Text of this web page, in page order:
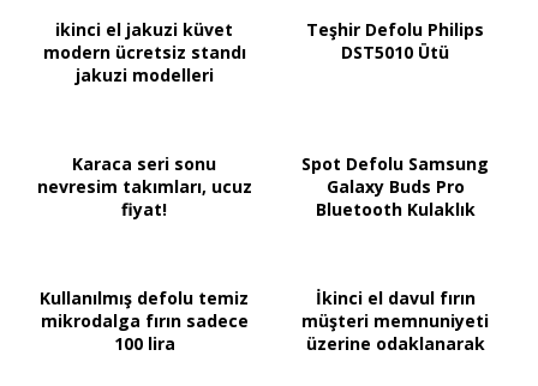
ikinci el jakuzi küvet
modern ücretsiz standı
jakuzi modelleri
Teşhir Defolu Philips
DST5010 Ütü
Karaca seri sonu
nevresim takımları, ucuz
fiyat!
Spot Defolu Samsung
Galaxy Buds Pro
Bluetooth Kulaklık
Kullanılmış defolu temiz
mikrodalga fırın sadece
100 lira
İkinci el davul fırın
müşteri memnuniyeti
üzerine odaklanarak